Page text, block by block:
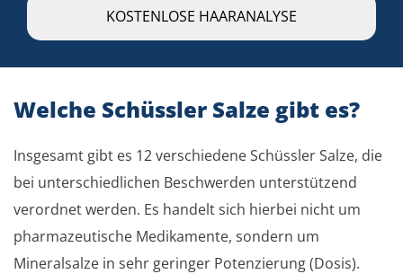
KOSTENLOSE HAARANALYSE
Welche Schüssler Salze gibt es?
Insgesamt gibt es 12 verschiedene Schüssler Salze, die
bei unterschiedlichen Beschwerden unterstützend
verordnet werden. Es handelt sich hierbei nicht um
pharmazeutische Medikamente, sondern um
Mineralsalze in sehr geringer Potenzierung (Dosis).